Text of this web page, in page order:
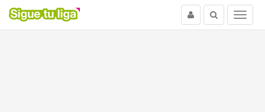
Menu
Buscar
Usuario